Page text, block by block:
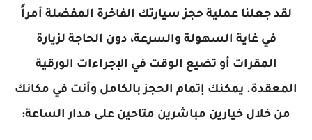
لقد جعلنا عملية حجز سيارتك الفاخرة المفضلة أمراً
في غاية السهولة والسرعة، دون الحاجة لزيارة
المقرات أو تضيع الوقت في الإجراءات الورقية
المعقدة. يمكنك إتمام الحجز بالكامل وأنت في مكانك
من خلال خيارين مباشرين متاحين على مدار الساعة: